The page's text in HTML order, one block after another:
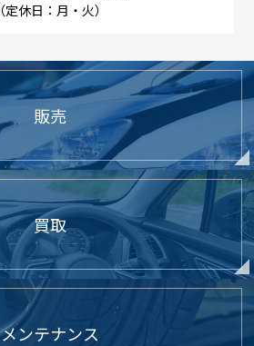
（定休日：月・火）
販売
買取
メンテナンス